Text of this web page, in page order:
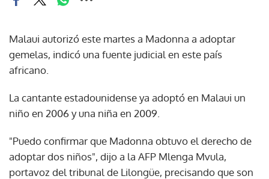
Malaui autorizó este martes a Madonna a adoptar
gemelas, indicó una fuente judicial en este país
africano.
La cantante estadounidense ya adoptó en Malaui un
niño en 2006 y una niña en 2009.
"Puedo confirmar que Madonna obtuvo el derecho de
adoptar dos niños", dijo a la AFP Mlenga Mvula,
portavoz del tribunal de Lilongüe, precisando que son